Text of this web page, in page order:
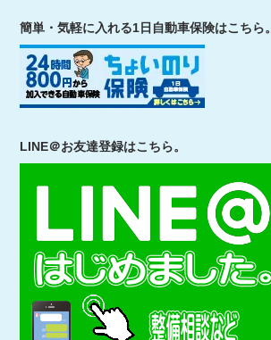
簡単・気軽に入れる1日自動車保険はこちら。
LINE＠お友達登録はこちら。